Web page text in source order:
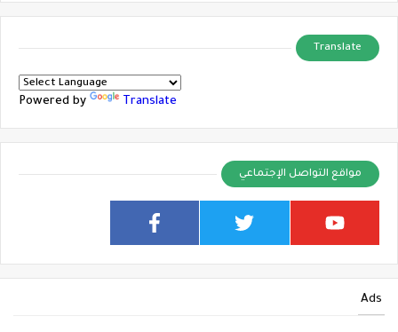
Translate
Powered by Translate
مواقع التواصل الإجتماعي
Ads